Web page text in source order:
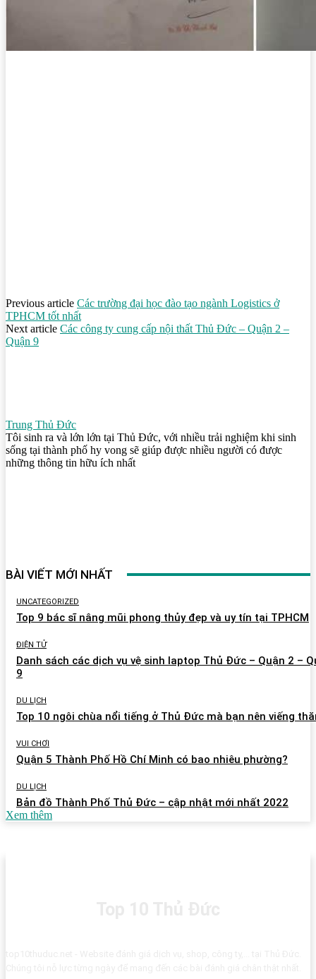
Previous article Các trường đại học đào tạo ngành Logistics ở
TPHCM tốt nhất
Next article Các công ty cung cấp nội thất Thủ Đức – Quận 2 –
Quận 9
Trung Thủ Đức
Tôi sinh ra và lớn lớn tại Thủ Đức, với nhiều trải nghiệm khi sinh
sống tại thành phố hy vong sẽ giúp được nhiều người có được
những thông tin hữu ích nhất
BÀI VIẾT MỚI NHẤT
UNCATEGORIZED
Top 9 bác sĩ nâng mũi phong thủy đẹp và uy tín tại TPHCM
ĐIỆN TỬ
Danh sách các dịch vụ vệ sinh laptop Thủ Đức – Quận 2 –
9
DU LỊCH
Top 10 ngôi chùa nổi tiếng ở Thủ Đức mà bạn nên viếng
VUI CHƠI
Quận 5 Thành Phố Hồ Chí Minh có bao nhiêu phường?
DU LỊCH
Bản đồ Thành Phố Thủ Đức – cập nhật mới nhất 2022
Xem thêm